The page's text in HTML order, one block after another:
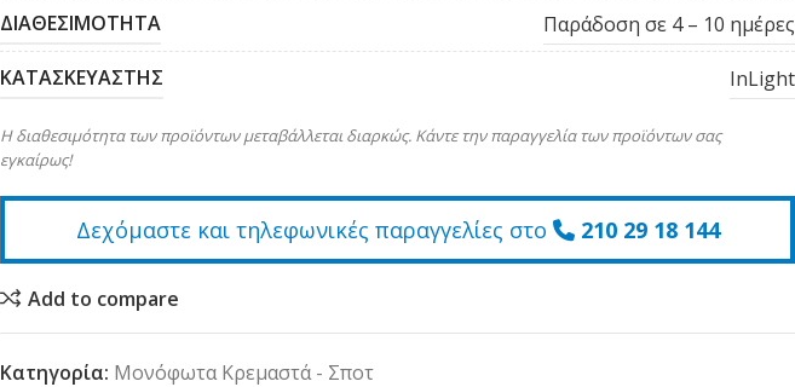
ΔΙΑΘΕΣΙΜΟΤΗΤΑ Παράδοση σε 4 – 10 ημέρες
ΚΑΤΑΣΚΕΥΑΣΤΗΣ InLight
Η διαθεσιμότητα των προϊόντων μεταβάλλεται διαρκώς. Κάντε την παραγγελία των προϊόντων σας
εγκαίρως!
Δεχόμαστε και τηλεφωνικές παραγγελίες στο 210 29 18 144
Add to compare
Κατηγορία: Μονόφωτα Κρεμαστά - Σποτ